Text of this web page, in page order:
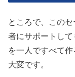
ところで、この
者にサポートし
を一人ですべて
大変です。